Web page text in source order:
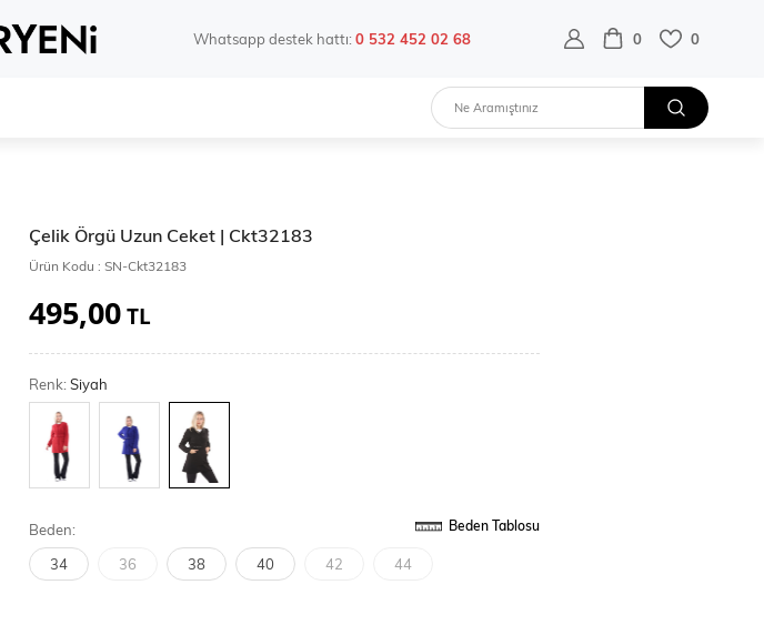
Whatsapp destek hattı:0 532 452 02 68 0 0
Çelik Örgü Uzun Ceket | Ckt32183
Ürün Kodu : SN-Ckt32183
495,00TL
Renk:Siyah
Beden: Beden Tablosu
34 36 38 40 42 44